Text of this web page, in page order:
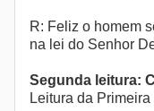
R: Feliz o homem
na lei do Senhor
Segunda leitura:
Leitura da